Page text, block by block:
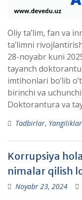
Oliy ta’lim, fan va
ta’limni
28-noyabr kuni
tayanch
imtihonlari bo’lib
birinchi va
Doktorantura va
Tadbirlar, Yangiliklar
Korrupsiya
nimalar qilish
Noyabr 23, 2024